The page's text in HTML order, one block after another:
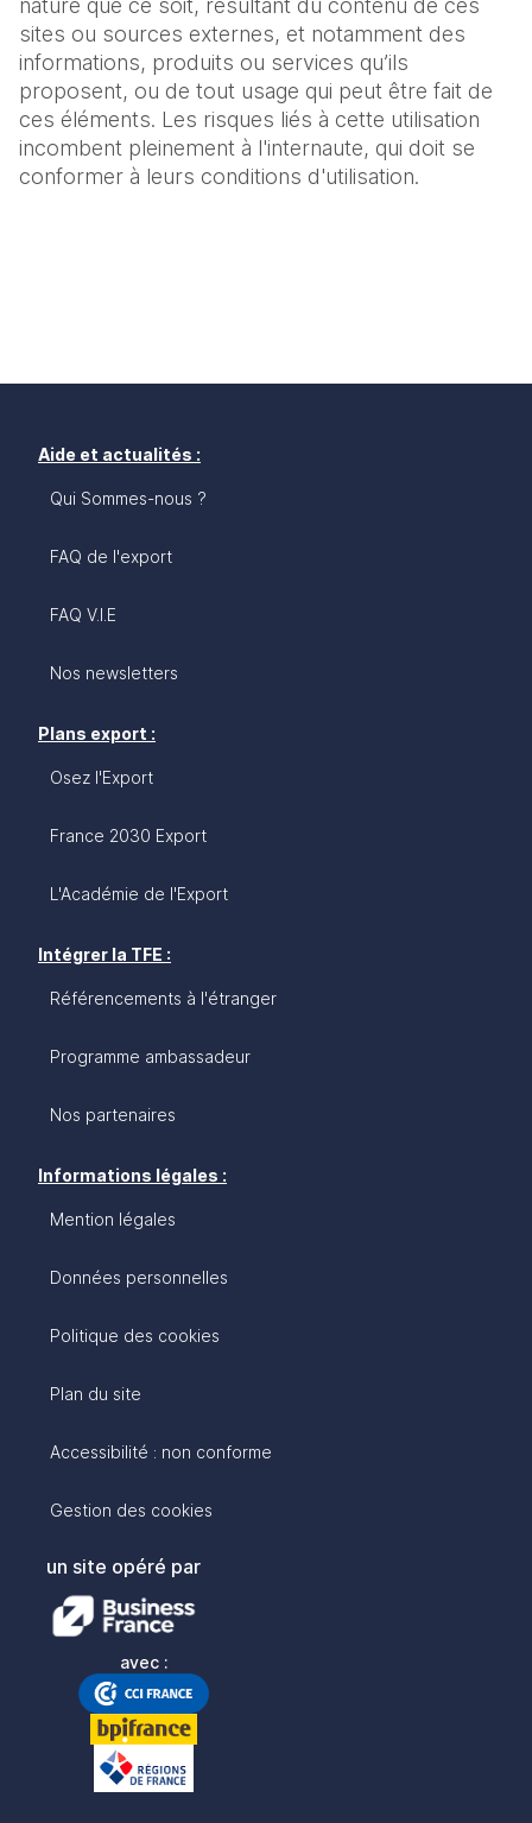
nature que ce soit, résultant du contenu de ces
sites ou sources externes, et notamment des
informations, produits ou services qu’ils
proposent, ou de tout usage qui peut être fait de
ces éléments. Les risques liés à cette utilisation
incombent pleinement à l'internaute, qui doit se
conformer à leurs conditions d'utilisation.
Aide et actualités :
Qui Sommes-nous ?
FAQ de l'export
FAQ V.I.E
Nos newsletters
Plans export :
Osez l'Export
France 2030 Export
L'Académie de l'Export
Intégrer la TFE :
Référencements à l'étranger
Programme ambassadeur
Nos partenaires
Informations légales :
Mention légales
Données personnelles
Politique des cookies
Plan du site
Accessibilité : non conforme
Gestion des cookies
un site opéré par
avec :